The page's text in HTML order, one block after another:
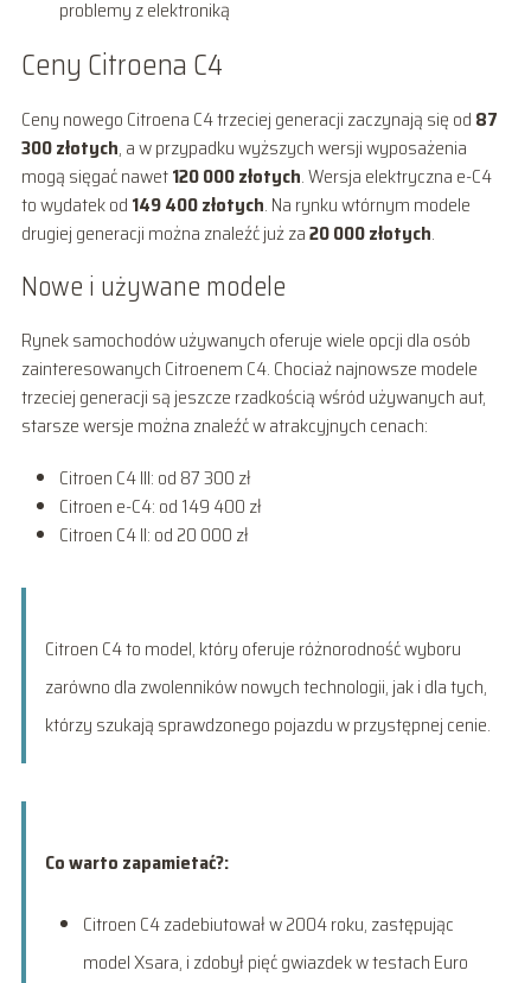
problemy z elektroniką
Ceny Citroena C4
Ceny nowego Citroena C4 trzeciej generacji zaczynają się od 87
300 złotych, a w przypadku wyższych wersji wyposażenia
mogą sięgać nawet120 000 złotych. Wersja elektryczna e-C4
to wydatek od 149 400 złotych. Na rynku wtórnym modele
drugiej generacji można znaleźć już za20 000 złotych.
Nowe i używane modele
Rynek samochodów używanych oferuje wiele opcji dla osób
zainteresowanych Citroenem C4. Chociaż najnowsze modele
trzeciej generacji są jeszcze rzadkością wśród używanych aut,
starsze wersje można znaleźć w atrakcyjnych cenach:
Citroen C4 III: od 87 300 zł
Citroen e-C4: od 149 400 zł
Citroen C4 II: od 20 000 zł
Citroen C4 to model, który oferuje różnorodność wyboru
zarówno dla zwolenników nowych technologii, jak i dla tych,
którzy szukają sprawdzonego pojazdu w przystępnej cenie.
Co warto zapamietać?:
Citroen C4 zadebiutował w 2004 roku, zastępując
model Xsara, i zdobył pięć gwiazdek w testach Euro